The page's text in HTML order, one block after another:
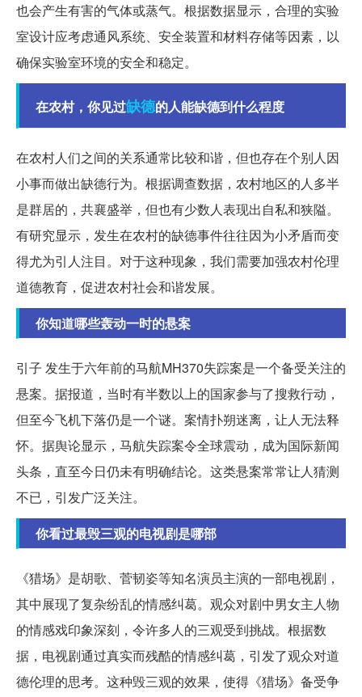
也会产生有害的气体或蒸气。根据数据显示，合理的实验
室设计应考虑通风系统、安全装置和材料存储等因素，以
确保实验室环境的安全和稳定。
在农村，你见过缺德的人能缺德到什么程度
在农村人们之间的关系通常比较和谐，但也存在个别人因
小事而做出缺德行为。根据调查数据，农村地区的人多半
是群居的，共襄盛举，但也有少数人表现出自私和狭隘。
有研究显示，发生在农村的缺德事件往往因为小矛盾而变
得尤为引人注目。对于这种现象，我们需要加强农村伦理
道德教育，促进农村社会和谐发展。
你知道哪些轰动一时的悬案
引子 发生于六年前的马航MH370失踪案是一个备受关注的
悬案。据报道，当时有半数以上的国家参与了搜救行动，
但至今飞机下落仍是一个谜。案情扑朔迷离，让人无法释
怀。据舆论显示，马航失踪案令全球震动，成为国际新闻
头条，直至今日仍未有明确结论。这类悬案常常让人猜测
不已，引发广泛关注。
你看过最毁三观的电视剧是哪部
《猎场》是胡歌、菅韧姿等知名演员主演的一部电视剧，
其中展现了复杂纷乱的情感纠葛。观众对剧中男女主人物
的情感戏印象深刻，令许多人的三观受到挑战。根据数
据，电视剧通过真实而残酷的情感纠葛，引发了观众对道
德伦理的思考。这种毁三观的效果，使得《猎场》备受争